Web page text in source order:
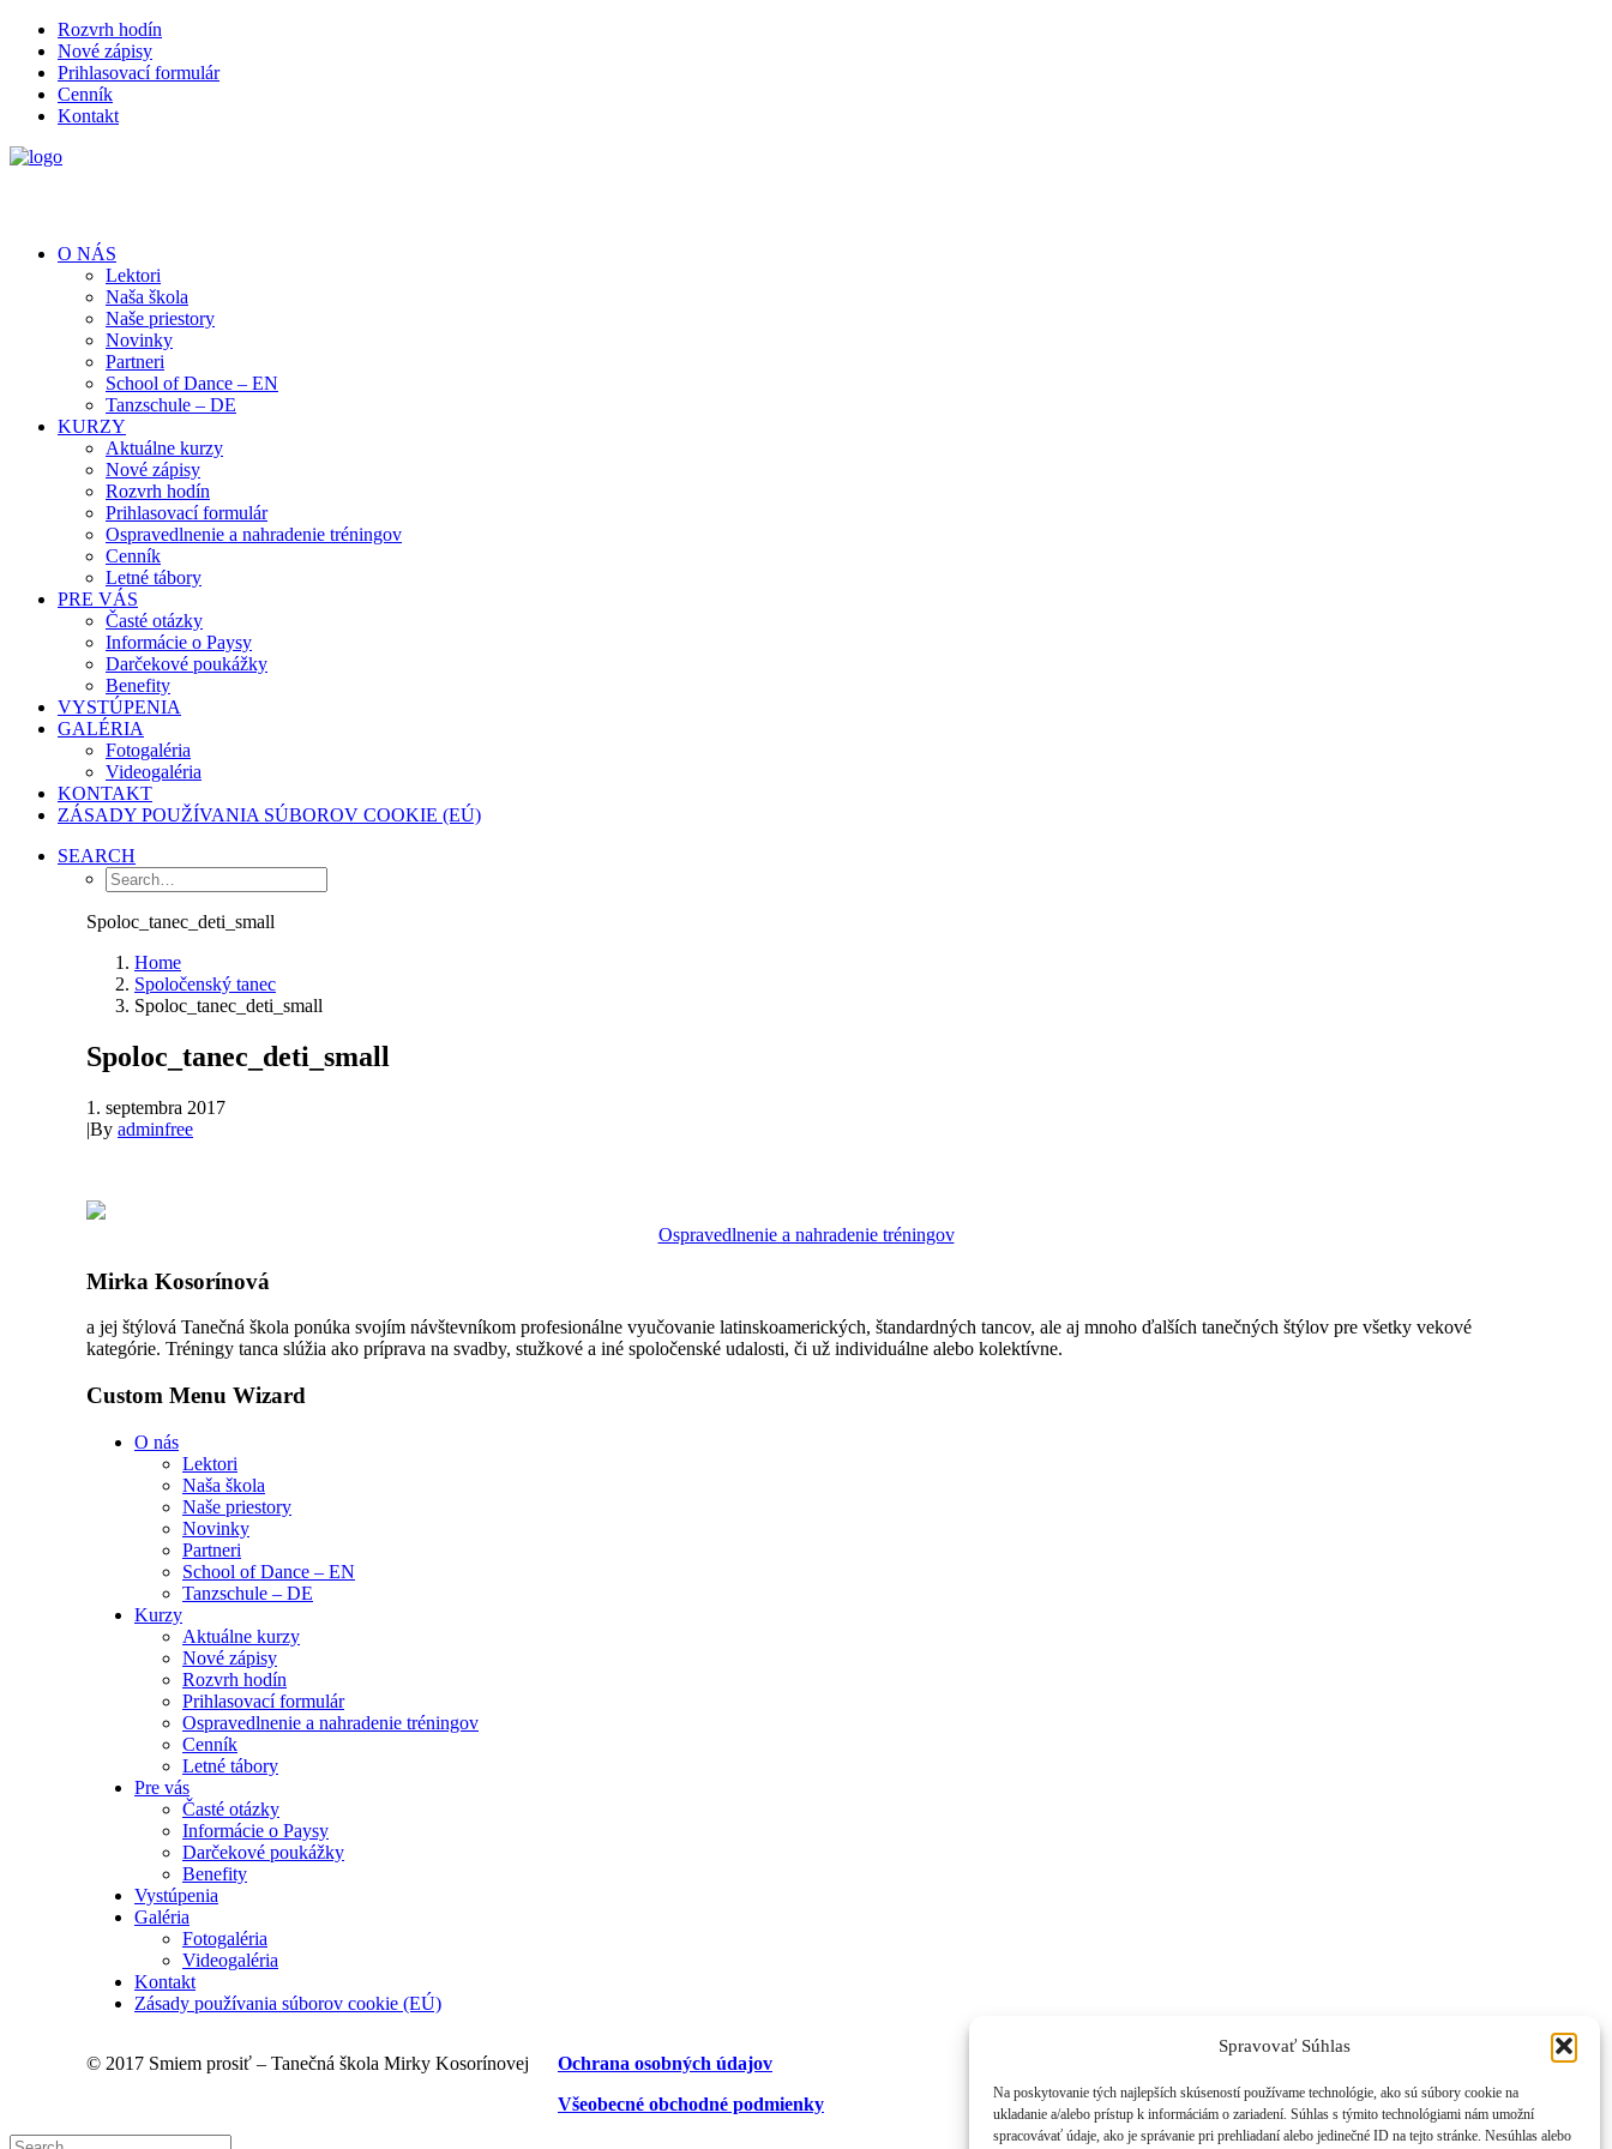
Spravovať Súhlas
Na poskytovanie tých najlepších skúseností používame technológie, ako sú súbory cookie na
ukladanie a/alebo prístup k informáciám o zariadení. Súhlas s týmito technológiami nám umožní
spracovávať údaje, ako je správanie pri prehliadaní alebo jedinečné ID na tejto stránke. Nesúhlas alebo
Rozvrh hodín
Nové zápisy
Prihlasovací formulár
Cenník
Kontakt
O NÁS
Lektori
Naša škola
Naše priestory
Novinky
Partneri
School of Dance – EN
Tanzschule – DE
KURZY
Aktuálne kurzy
Nové zápisy
Rozvrh hodín
Prihlasovací formulár
Ospravedlnenie a nahradenie tréningov
Cenník
Letné tábory
PRE VÁS
Časté otázky
Informácie o Paysy
Darčekové poukážky
Benefity
VYSTÚPENIA
GALÉRIA
Fotogaléria
Videogaléria
KONTAKT
ZÁSADY POUŽÍVANIA SÚBOROV COOKIE (EÚ)
SEARCH
Spoloc_tanec_deti_small
Home
Spoločenský tanec
Spoloc_tanec_deti_small
Spoloc_tanec_deti_small
1. septembra 2017
|By adminfree
Ospravedlnenie a nahradenie tréningov
Mirka Kosorínová
a jej štýlová Tanečná škola ponúka svojím návštevníkom profesionálne vyučovanie latinskoamerických, štandardných tancov, ale aj mnoho ďalších tanečných štýlov pre všetky vekové
kategórie. Tréningy tanca slúžia ako príprava na svadby, stužkové a iné spoločenské udalosti, či už individuálne alebo kolektívne.
Custom Menu Wizard
O nás
Lektori
Naša škola
Naše priestory
Novinky
Partneri
School of Dance – EN
Tanzschule – DE
Kurzy
Aktuálne kurzy
Nové zápisy
Rozvrh hodín
Prihlasovací formulár
Ospravedlnenie a nahradenie tréningov
Cenník
Letné tábory
Pre vás
Časté otázky
Informácie o Paysy
Darčekové poukážky
Benefity
Vystúpenia
Galéria
Fotogaléria
Videogaléria
Kontakt
Zásady používania súborov cookie (EÚ)
© 2017 Smiem prosiť – Tanečná škola Mirky Kosorínovej
Ochrana osobných údajov
Všeobecné obchodné podmienky